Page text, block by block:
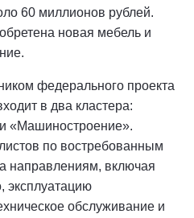
60 миллионов рублей.
новая мебель и
федерального проекта
в два кластера:
«Машиностроение».
по востребованным
направлениям, включая
эксплуатацию
обслуживание и